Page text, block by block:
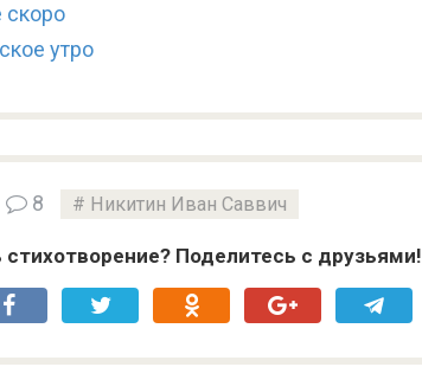
скоро
утро
8 Никитин Иван Саввич
стихотворение? Поделитесь с друзьями!